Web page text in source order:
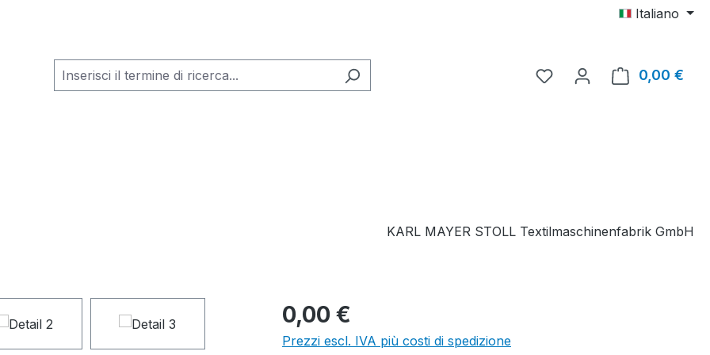
Italiano
Hai 0 articoli nella lista
0,00 €
KARL MAYER STOLL Textilmaschinenfabrik GmbH
0,00 €
Prezzi escl. IVA più costi di spedizione